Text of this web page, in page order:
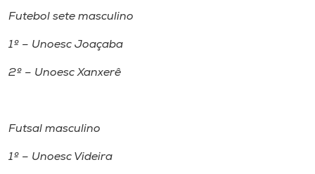
Futebol sete masculino
1º – Unoesc Joaçaba
2º – Unoesc Xanxerê
Futsal masculino
1º – Unoesc Videira